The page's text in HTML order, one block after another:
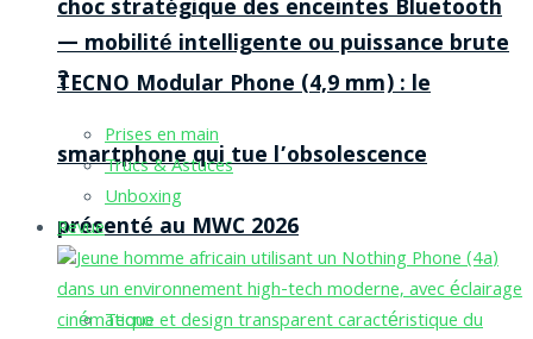
TECNO Modular Phone (4,9 mm) : le
smartphone qui tue l’obsolescence
présenté au MWC 2026
Tecno
choc stratégique des enceintes Bluetooth
— mobilité intelligente ou puissance brute
?
Prises en main
Trucs & Astuces
Unboxing
Revue